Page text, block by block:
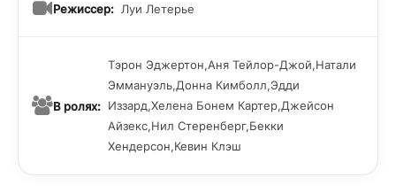
Режиссер: Луи Летерье
В ролях:
Тэрон Эджертон,Аня Тейлор-Джой,Натали
Эммануэль,Донна Кимболл,Эдди
Иззард,Хелена Бонем Картер,Джейсон
Айзекс,Нил Стеренберг,Бекки
Хендерсон,Кевин Клэш